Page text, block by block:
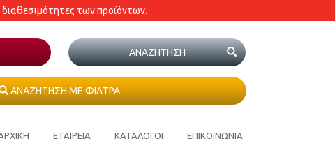
των προϊόντων.
ΑΝΑΖΗΤΗΣΗ ΜΕ ΦΙΛΤΡΑ
ΕΤΑΙΡΕΙΑ ΚΑΤΑΛΟΓΟΙ ΕΠΙΚΟΙΝΩΝΙΑ